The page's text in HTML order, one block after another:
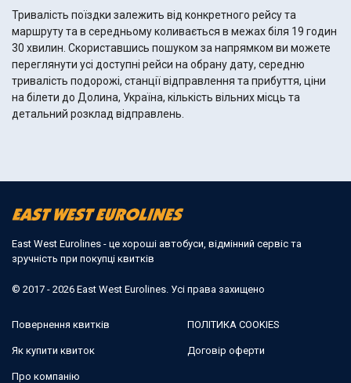
Тривалість поїздки залежить від конкретного рейсу та
маршруту та в середньому коливається в межах біля 19 годин
30 хвилин. Скориставшись пошуком за напрямком ви можете
переглянути усі доступні рейси на обрану дату, середню
тривалість подорожі, станції відправлення та прибуття, ціни
на білети до Долина, Україна, кількість вільних місць та
детальний розклад відправлень.
East West Eurolines - це хороші автобуси, відмінний сервіс та
зручність при покупці квитків
© 2017 - 2026 East West Eurolines. Усі права захищено
Повернення квитків
Як купити квиток
Про компанію
ПОЛІТИКА COOKIES
Договір оферти